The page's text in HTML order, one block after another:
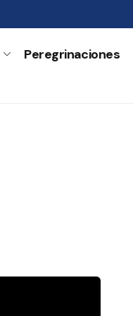
Peregrinaciones